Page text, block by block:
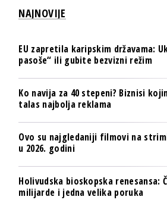
NAJNOVIJE
EU zapretila karipskim državama:
pasoše“ ili gubite bezvizni režim
Ko navija za 40 stepeni? Biznisi
talas najbolja reklama
Ovo su najgledaniji filmovi na
u 2026. godini
Holivudska bioskopska
milijarde i jedna velika poruka